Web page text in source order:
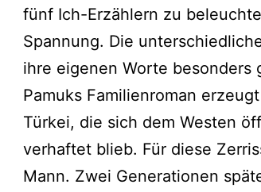
fünf Ich-Erzählern zu
Spannung. Die
ihre eigenen Worte besonders
Pamuks Familienroman
Türkei, die sich dem Westen
verhaftet blieb. Für diese
Mann. Zwei Generationen